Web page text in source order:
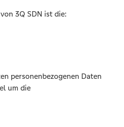
3Q SDN ist die:
personenbezogenen Daten
um die